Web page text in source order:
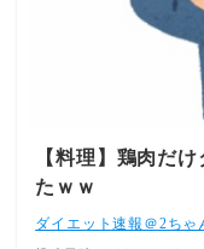
【料理】鶏肉だ
たｗｗ
ダイエット速報＠2ちゃ